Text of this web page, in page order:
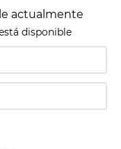
actualmente
disponible